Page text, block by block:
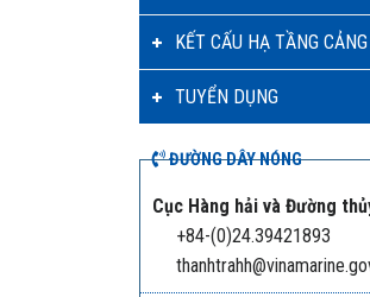
KẾT CẤU HẠ TẦNG
TUYỂN DỤNG
ĐƯỜNG DÂY NÓNG
Cục Hàng hải và Đường
+84-(0)24.39421893